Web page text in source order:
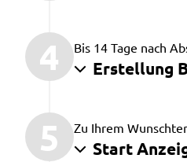
4 Bis 14 Tage nach
Erstellung
5 Zu Ihrem
Start